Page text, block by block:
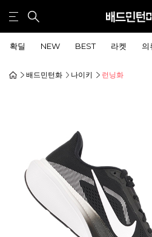
확딜 NEW BEST 라켓 의
배드민턴화 나이키 런닝화